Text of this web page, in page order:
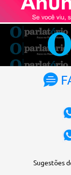
Atualmente, Fachin
antiguidade, deve
o tribunal deve ser
ainda não presidiu
Roberto Barroso,
cumprimentar
tem sorte de ter o
“Considero,
Sugestões